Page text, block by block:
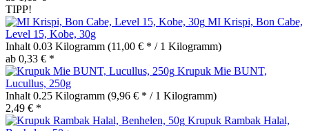
TIPP!
MI Krispi, Bon Cabe,
Level 15, Kobe, 30g
Inhalt 0.03 Kilogramm (11,00 € * / 1 Kilogramm)
ab 0,33 € *
Krupuk Mie BUNT,
Lucullus, 250g
Inhalt 0.25 Kilogramm (9,96 € * / 1 Kilogramm)
2,49 € *
Krupuk Rambak Halal,